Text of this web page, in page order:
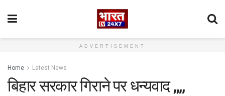
ADVERTISEMENT
Home Latest News
बिहार सरकार गिराने पर धन्यवाद ,,,,